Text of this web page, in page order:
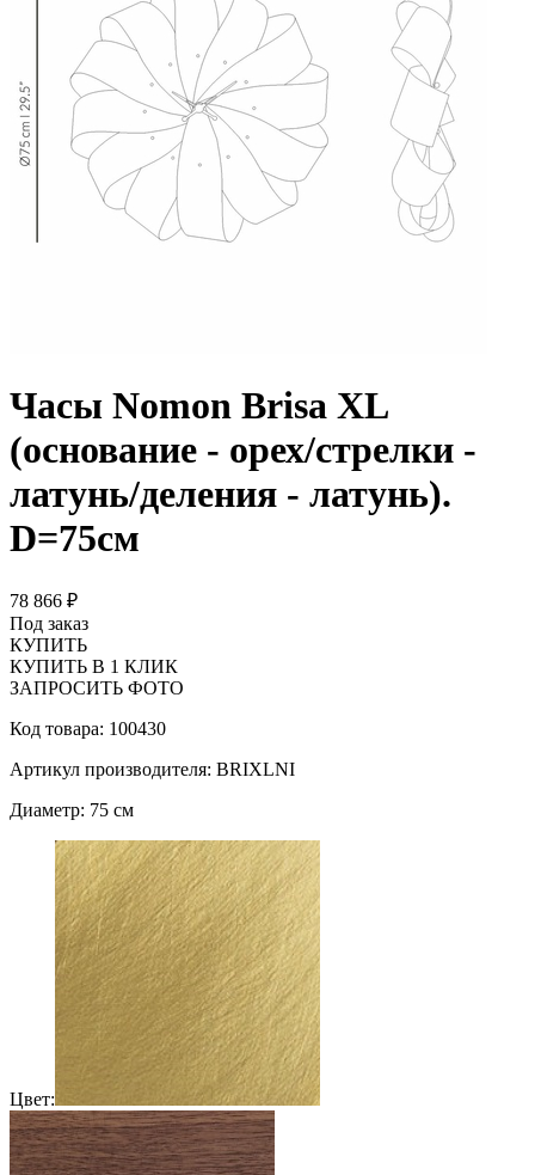
Часы Nomon Brisa XL
(основание - орех/стрелки -
латунь/деления - латунь).
D=75см
78 866 ₽
Под заказ
КУПИТЬ
КУПИТЬ В 1 КЛИК
ЗАПРОСИТЬ ФОТО
Код товара: 100430
Артикул производителя: BRIXLNI
Диаметр: 75 см
Цвет: